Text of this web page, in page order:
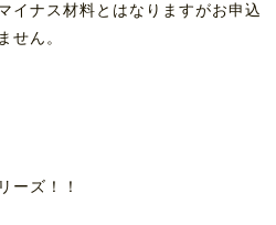
イナス材料とはなりますがお申込
せん。
ーズ！！